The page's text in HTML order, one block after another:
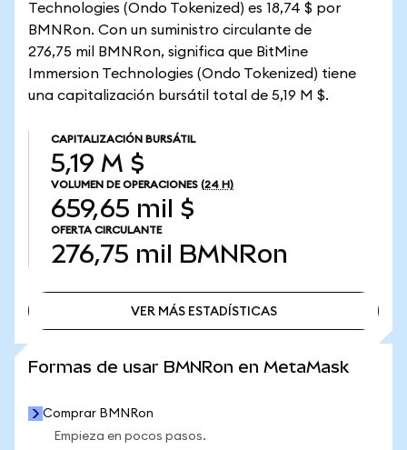
Technologies (Ondo Tokenized) es 18,74 $ por
BMNRon. Con un suministro circulante de
276,75 mil BMNRon, significa que BitMine
Immersion Technologies (Ondo Tokenized) tiene
una capitalización bursátil total de 5,19 M $.
CAPITALIZACIÓN BURSÁTIL
5,19 M $
VOLUMEN DE OPERACIONES (24 H)
659,65 mil $
OFERTA CIRCULANTE
276,75 mil BMNRon
VER MÁS ESTADÍSTICAS
Formas de usar BMNRon en MetaMask
Comprar BMNRon
Empieza en pocos pasos.